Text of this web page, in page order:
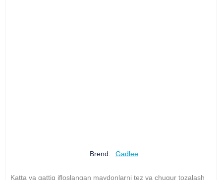
Brend: Gadlee
Katta va qattiq ifloslangan maydonlarni tez va chuqur tozalash